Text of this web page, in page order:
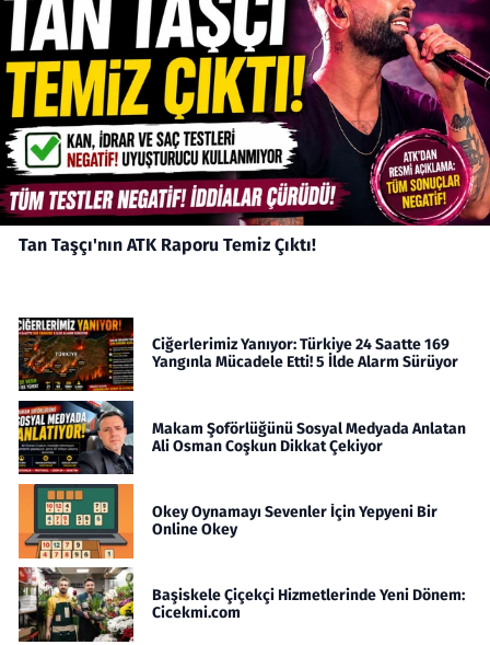
Tan Taşçı'nın ATK Raporu Temiz Çıktı!
Ciğerlerimiz Yanıyor: Türkiye 24 Saatte 169
Yangınla Mücadele Etti! 5 İlde Alarm Sürüyor
Makam Şoförlüğünü Sosyal Medyada Anlatan
Ali Osman Coşkun Dikkat Çekiyor
Okey Oynamayı Sevenler İçin Yepyeni Bir
Online Okey
Başiskele Çiçekçi Hizmetlerinde Yeni Dönem:
Cicekmi.com